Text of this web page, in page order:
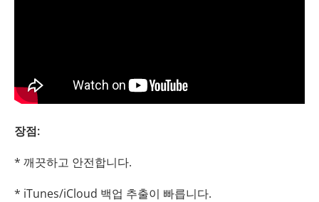
장점:
* 깨끗하고 안전합니다.
* iTunes/iCloud 백업 추출이 빠릅니다.